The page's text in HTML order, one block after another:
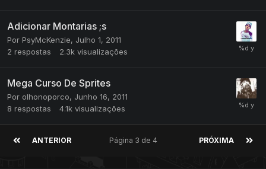
Adicionar Montarias ;s
Por PsyMcKenzie, Julho 1, 2011
2 respostas 2.3k visualizações
Mega Curso De Sprites
Por olhonoporco, Junho 16, 2011
8 respostas 4.1k visualizações
ANTERIOR PRÓXIMA
Página 3 de 4